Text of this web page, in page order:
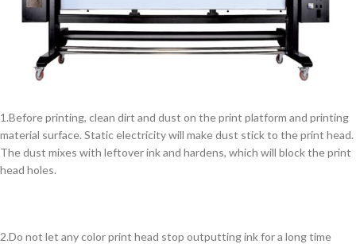
1.Before printing, clean dirt and dust on the print platform and printing
material surface. Static electricity will make dust stick to the print head.
The dust mixes with leftover ink and hardens, which will block the print
head holes.
2.Do not let any color print head stop outputting ink for a long time